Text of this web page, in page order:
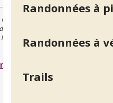
Randonnées à
Randonnées à
Trails
2026 à 16:29
Belledonne Chartreuse
:
4708808
une erreur